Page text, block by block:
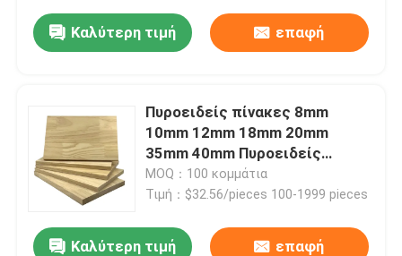
Σχετικά με εμάς
Έλεγχος ποιότητας
Επικοινωνήστε μαζί μας
Ειδήσεις
Καλύτερη τιμή επαφή
Πυροειδείς πίνακες 8mm
10mm 12mm 18mm 20mm
35mm 40mm Πυροειδείς
πίνακες
MOQ：100 κομμάτια
Τιμή：$32.56/pieces 100-1999 pieces
Καλύτερη τιμή επαφή